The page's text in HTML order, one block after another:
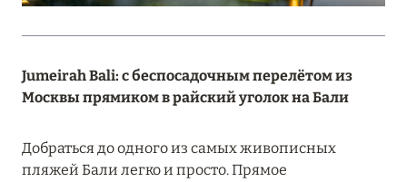
ASTORIA MALDIVES ITHAAFUSHI, МАЛЬДИВЫ
Подробнее
12 ноября 2025
Jumeirah Bali: с беспосадочным перелётом из
Москвы прямиком в райский уголок на Бали
Добраться до одного из самых живописных
пляжей Бали легко и просто. Прямое